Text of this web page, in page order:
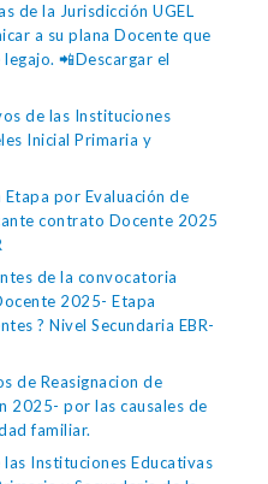
de la Jurisdicción UGEL
a su plana Docente que
📲Descargar el
de las Instituciones
Inicial Primaria y
por Evaluación de
contrato Docente 2025
de la convocatoria
2025- Etapa
? Nivel Secundaria EBR-
de Reasignacion de
2025- por las causales de
familiar.
Instituciones Educativas